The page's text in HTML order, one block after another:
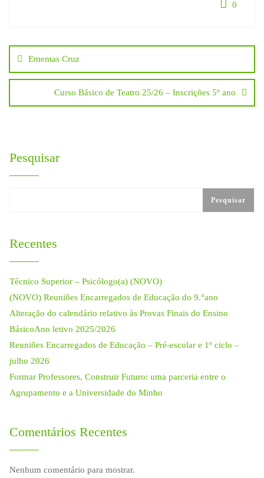
0
Navegação
de
artigos
Ementas Cruz
Curso Básico de Teatro 25/26 – Inscrições 5º ano
Pesquisar
Pesquisar
Recentes
Técnico Superior – Psicólogo(a) (NOVO)
(NOVO) Reuniões Encarregados de Educação do 9.°ano
Alteração do calendário relativo às Provas Finais do Ensino
BásicoAno letivo 2025/2026
Reuniões Encarregados de Educação – Pré-escolar e 1º ciclo –
julho 2026
Formar Professores, Construir Futuro: uma parceria entre o
Agrupamento e a Universidade do Minho
Comentários Recentes
Nenhum comentário para mostrar.